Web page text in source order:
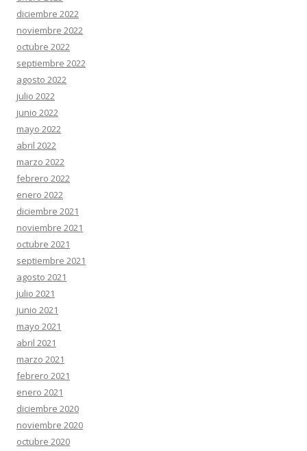
diciembre 2022
noviembre 2022
octubre 2022
septiembre 2022
agosto 2022
julio 2022
junio 2022
mayo 2022
abril 2022
marzo 2022
febrero 2022
enero 2022
diciembre 2021
noviembre 2021
octubre 2021
septiembre 2021
agosto 2021
julio 2021
junio 2021
mayo 2021
abril 2021
marzo 2021
febrero 2021
enero 2021
diciembre 2020
noviembre 2020
octubre 2020